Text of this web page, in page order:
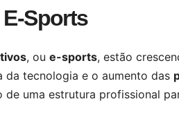
Sports
, ou e-sports, estão
da tecnologia e o aumento das
uma estrutura profissional